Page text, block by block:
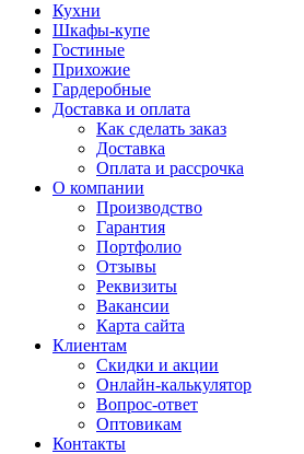
Кухни
Шкафы-купе
Гостиные
Прихожие
Гардеробные
Доставка и оплата
Как сделать заказ
Доставка
Оплата и рассрочка
О компании
Производство
Гарантия
Портфолио
Отзывы
Реквизиты
Вакансии
Карта сайта
Клиентам
Скидки и акции
Онлайн-калькулятор
Вопрос-ответ
Оптовикам
Контакты